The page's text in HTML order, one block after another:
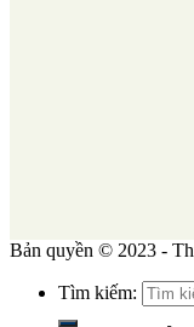
Bản quyền © 2023 -
Tìm kiếm: